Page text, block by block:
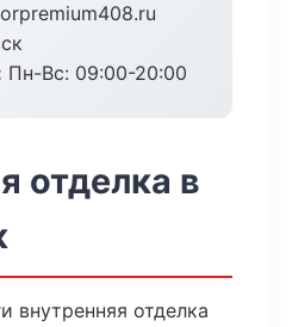
Пн-Вс: 09:00-20:00
отделка в
внутренняя отделка